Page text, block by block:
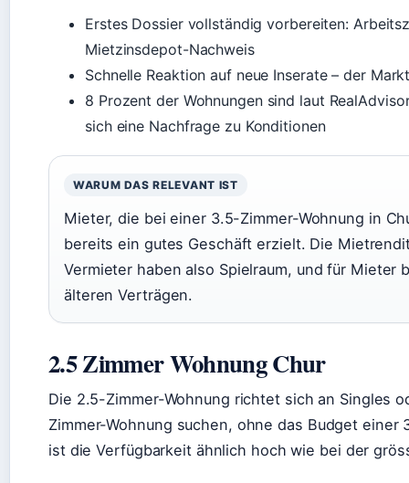
Erstes Dossier vollständig vorbereiten:
Mietzinsdepot-Nachweis
Schnelle Reaktion auf neue Inserate – der
8 Prozent der Wohnungen sind laut
sich eine Nachfrage zu Konditionen
WARUM DAS RELEVANT IST
Mieter, die bei einer 3.5-Zimmer-Wohnung in
bereits ein gutes Geschäft erzielt. Die
Vermieter haben also Spielraum, und für Mieter
älteren Verträgen.
2.5 Zimmer Wohnung Chur
Die 2.5-Zimmer-Wohnung richtet sich an Singles
Zimmer-Wohnung suchen, ohne das Budget
ist die Verfügbarkeit ähnlich hoch wie bei der